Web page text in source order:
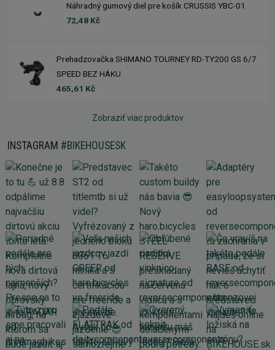
Náhradný gumový diel pre košík CRUSSIS YBC-01
72,48 Kč
Prehadzovačka SHIMANO TOURNEY RD-TY200 GS 6/7
SPEED BEZ HÁKU
465,61 Kč
Zobraziť viac produktov
INSTAGRAM #BIKEHOUSESK